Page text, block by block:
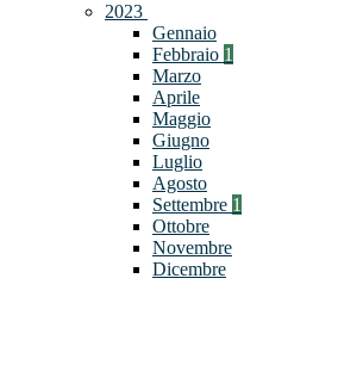
2023
Gennaio
Febbraio 1
Marzo
Aprile
Maggio
Giugno
Luglio
Agosto
Settembre 1
Ottobre
Novembre
Dicembre